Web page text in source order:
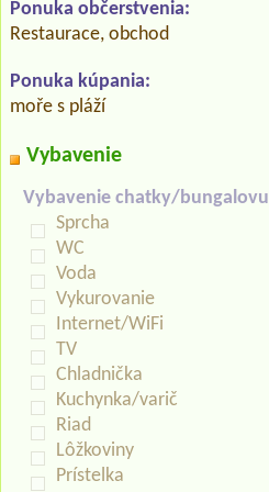
Ponuka občerstvenia:
Restaurace, obchod
Ponuka kúpania:
moře s pláží
Vybavenie
Vybavenie chatky/bungalovu
Sprcha
WC
Voda
Vykurovanie
Internet/WiFi
TV
Chladnička
Kuchynka/varič
Riad
Lôžkoviny
Prístelka